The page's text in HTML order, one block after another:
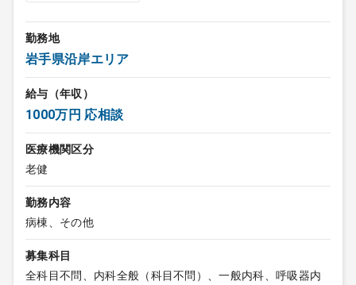
勤務地
岩手県沿岸エリア
給与（年収）
1000万円 応相談
医療機関区分
老健
勤務内容
病棟、その他
募集科目
全科目不問、内科全般（科目不問）、一般内科、呼吸器内